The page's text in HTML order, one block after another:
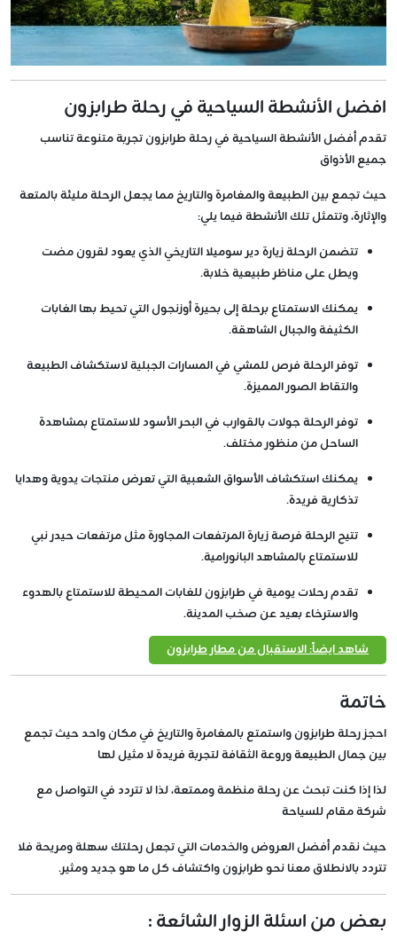
افضل الأنشطة السياحية في رحلة طرابزون
تقدم أفضل الأنشطة السياحية في رحلة طرابزون تجربة متنوعة تناسب
جميع الأذواق
حيث تجمع بين الطبيعة والمغامرة والتاريخ مما يجعل الرحلة مليئة بالمتعة
والإثارة، وتتمثل تلك الأنشطة فيما يلي:
تتضمن الرحلة زيارة دير سوميلا التاريخي الذي يعود لقرون مضت
ويطل على مناظر طبيعية خلابة.
يمكنك الاستمتاع برحلة إلى بحيرة أوزنجول التي تحيط بها الغابات
الكثيفة والجبال الشاهقة.
توفر الرحلة فرص للمشي في المسارات الجبلية لاستكشاف الطبيعة
والتقاط الصور المميزة.
توفر الرحلة جولات بالقوارب في البحر الأسود للاستمتاع بمشاهدة
الساحل من منظور مختلف.
يمكنك استكشاف الأسواق الشعبية التي تعرض منتجات يدوية وهدايا
تذكارية فريدة.
تتيح الرحلة فرصة زيارة المرتفعات المجاورة مثل مرتفعات حيدر نبي
للاستمتاع بالمشاهد البانورامية.
تقدم رحلات يومية في طرابزون للغابات المحيطة للاستمتاع بالهدوء
والاسترخاء بعيد عن صخب المدينة.
شاهد ايضاً: الاستقبال من مطار طرابزون
خاتمة
احجز رحلة طرابزون واستمتع بالمغامرة والتاريخ في مكان واحد حيث تجمع
بين جمال الطبيعة وروعة الثقافة لتجربة فريدة لا مثيل لها
لذا إذا كنت تبحث عن رحلة منظمة وممتعة، لذا لا تتردد في التواصل مع
شركة مقام للسياحة
حيث نقدم أفضل العروض والخدمات التي تجعل رحلتك سهلة ومريحة فلا
تتردد بالانطلاق معنا نحو طرابزون واكتشاف كل ما هو جديد ومثير.
بعض من اسئلة الزوار الشائعة :